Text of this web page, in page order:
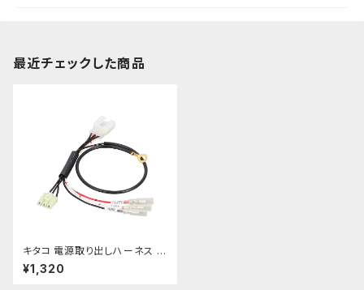
最近チェックした商品
キタコ 電源取り出しハーネス ス
ーパーカブ50 STD/110 etc【7
56-1424900】
¥1,320